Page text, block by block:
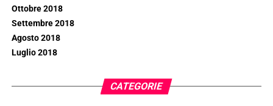
Ottobre 2018
Settembre 2018
Agosto 2018
Luglio 2018
CATEGORIE